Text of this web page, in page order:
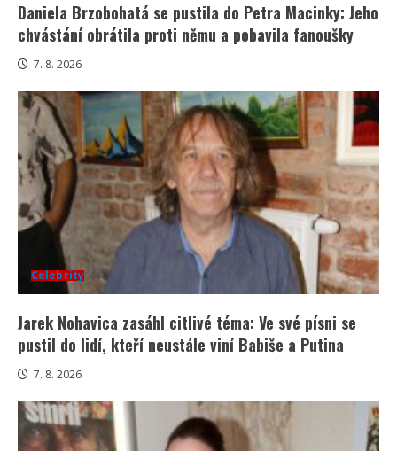
Daniela Brzobohatá se pustila do Petra Macinky: Jeho
chvástání obrátila proti němu a pobavila fanoušky
7. 8. 2026
Celebrity
Jarek Nohavica zasáhl citlivé téma: Ve své písni se
pustil do lidí, kteří neustále viní Babiše a Putina
7. 8. 2026